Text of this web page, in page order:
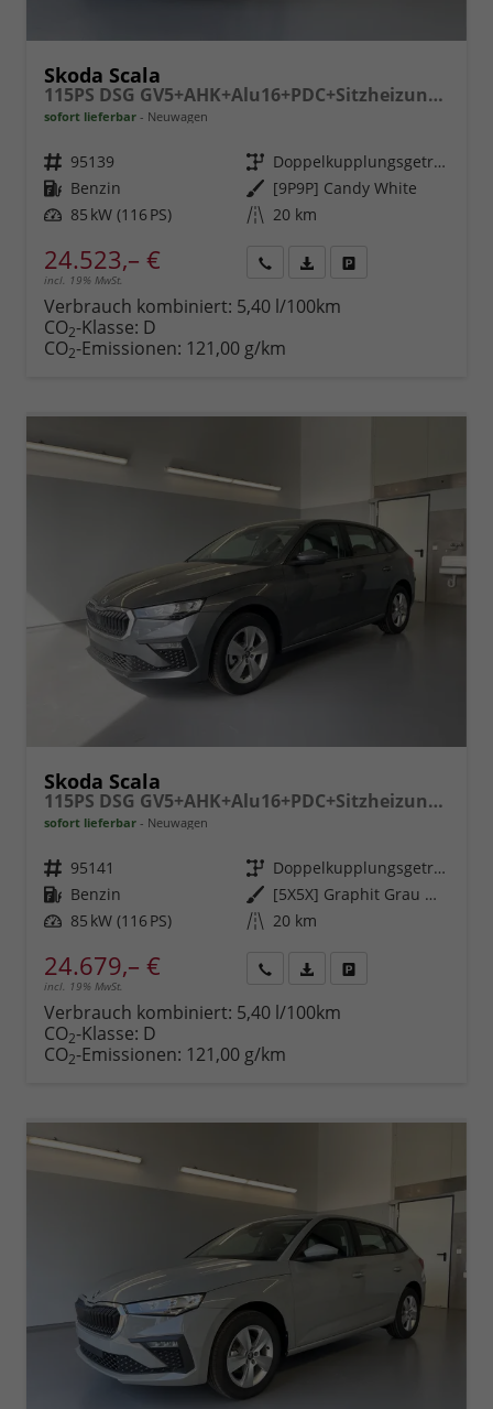
Skoda Scala
115PS DSG GV5+AHK+Alu16+PDC+Sitzheizung+App-Connect
sofort lieferbar Neuwagen
Fahrzeugnr. 95139 Getriebe
Doppelkupplungsgetriebe (DSG)
Kraftstoff Benzin Außenfarbe [9P9P] Candy White
Leistung 85 kW (116 PS) Kilometerstand 20 km
24.523,– €
incl. 19% MwSt.
anfordern
Datei,
Verbrauch kombiniert: 5,40 l/100km
CO2-Klasse: D
CO2-Emissionen: 121,00 g/km
Skoda Scala
115PS DSG GV5+AHK+Alu16+PDC+Sitzheizung+App-Connect
sofort lieferbar Neuwagen
Fahrzeugnr. 95141 Getriebe
Doppelkupplungsgetriebe (DSG)
Kraftstoff Benzin Außenfarbe
[5X5X] Graphit Grau Metallic
Leistung 85 kW (116 PS) Kilometerstand 20 km
24.679,– €
incl. 19% MwSt.
anfordern
Datei,
Verbrauch kombiniert: 5,40 l/100km
CO2-Klasse: D
CO2-Emissionen: 121,00 g/km